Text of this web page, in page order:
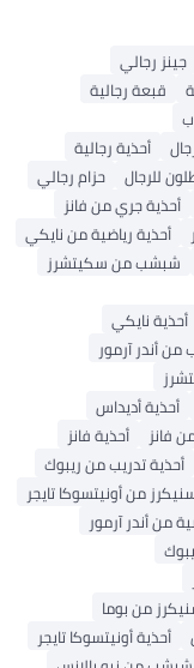
جينز رجالي
قبعة رجالية
أحذية رجالية
للرجال
حزام رجالي
أحذية جري من فانز
أحذية رياضية من نايكي
شبشب من سكيتشرز
أحذية نايكي
أندر آرمور
أحذية أديداس
فانز
أحذية فانز
أحذية تدريب من ريبوك
من أونيتسوكا تايجر
من أندر آرمور
من بوما
أحذية أونيتسوكا تايجر